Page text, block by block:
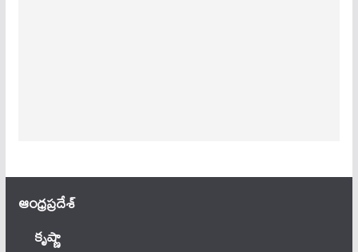
ఆంధ్ర‌ప్ర‌దేశ్
కృష్ణా